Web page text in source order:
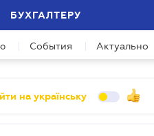
БУХГАЛТЕРУ
События Актуально
на українську